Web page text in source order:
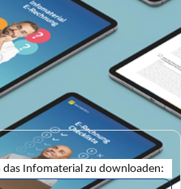
das Infomaterial zu downloaden: